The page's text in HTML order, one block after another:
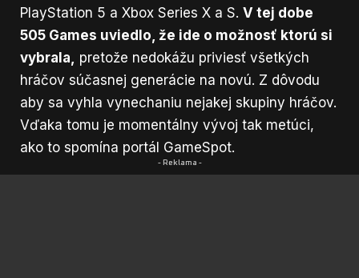
PlayStation 5 a Xbox Series X a S. V tej dobe
505 Games uviedlo, že ide o možnosť ktorú si
vybrala,
pretože nedokážu priviesť všetkých
hráčov súčasnej generácie na novú. Z dôvodu
aby sa vyhla vynechaniu nejakej skupiny hráčov.
Vďaka tomu je momentálny vývoj tak metúci,
ako to spomína portál GameSpot.
- Reklama -